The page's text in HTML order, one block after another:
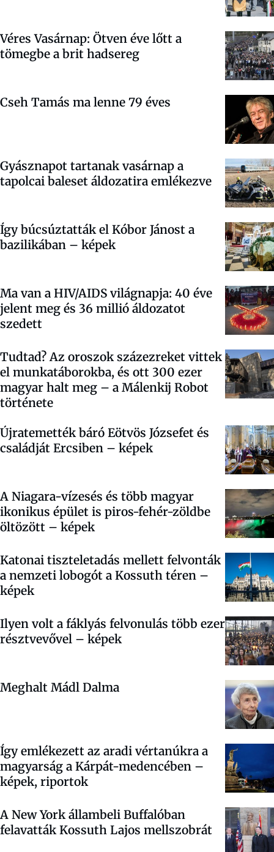
Véres Vasárnap: Ötven éve lőtt a
tömegbe a brit hadsereg
Cseh Tamás ma lenne 79 éves
Gyásznapot tartanak vasárnap a
tapolcai baleset áldozatira emlékezve
Így búcsúztatták el Kóbor Jánost a
bazilikában – képek
Ma van a HIV/AIDS világnapja: 40 éve
jelent meg és 36 millió áldozatot
szedett
Tudtad? Az oroszok százezreket vittek
el munkatáborokba, és ott 300 ezer
magyar halt meg – a Málenkij Robot
története
Újratemették báró Eötvös Józsefet és
családját Ercsiben – képek
A Niagara-vízesés és több magyar
ikonikus épület is piros-fehér-zöldbe
öltözött – képek
Katonai tiszteletadás mellett felvonták
a nemzeti lobogót a Kossuth téren –
képek
Ilyen volt a fáklyás felvonulás több ezer
résztvevővel – képek
Meghalt Mádl Dalma
Így emlékezett az aradi vértanúkra a
magyarság a Kárpát-medencében –
képek, riportok
A New York állambeli Buffalóban
felavatták Kossuth Lajos mellszobrát